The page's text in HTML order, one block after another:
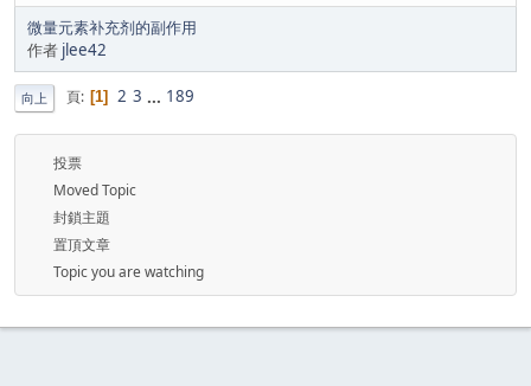
微量元素补充剂的副作用
作者 jlee42
向上 頁 1 2 3 ... 189
投票
Moved Topic
封鎖主題
置頂文章
Topic you are watching